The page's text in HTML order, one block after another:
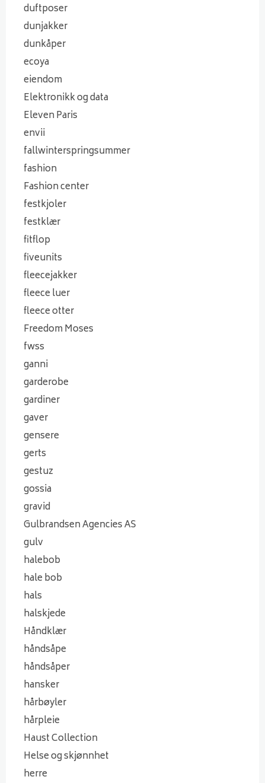
duftposer
dunjakker
dunkåper
ecoya
eiendom
Elektronikk og data
Eleven Paris
envii
fallwinterspringsummer
fashion
Fashion center
festkjoler
festklær
fitflop
fiveunits
fleecejakker
fleece luer
fleece otter
Freedom Moses
fwss
ganni
garderobe
gardiner
gaver
gensere
gerts
gestuz
gossia
gravid
Gulbrandsen Agencies AS
gulv
halebob
hale bob
hals
halskjede
Håndklær
håndsåpe
håndsåper
hansker
hårbøyler
hårpleie
Haust Collection
Helse og skjønnhet
herre